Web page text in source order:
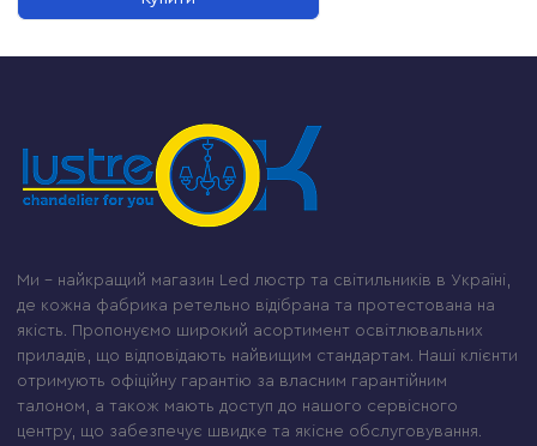
Ми – найкращий магазин Led люстр та світильників в Україні,
де кожна фабрика ретельно відібрана та протестована на
якість. Пропонуємо широкий асортимент освітлювальних
приладів, що відповідають найвищим стандартам. Наші клієнти
отримують офіційну гарантію за власним гарантійним
талоном, а також мають доступ до нашого сервісного
центру, що забезпечує швидке та якісне обслуговування.